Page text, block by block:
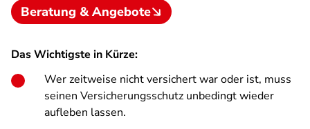
Beratung & Angebote
Das Wichtigste in Kürze:
Wer zeitweise nicht versichert war oder ist, muss
seinen Versicherungsschutz unbedingt wieder
aufleben lassen.